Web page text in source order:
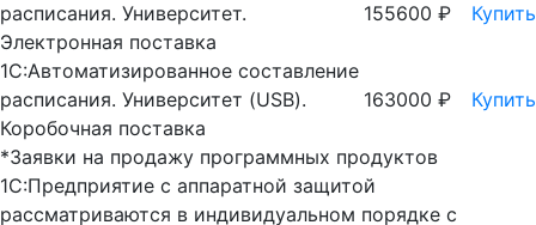
расписания. Университет.
Электронная поставка
155600 ₽ Купить
1С:Автоматизированное составление
расписания. Университет (USB).
Коробочная поставка
163000 ₽ Купить
*Заявки на продажу программных продуктов
1С:Предприятие с аппаратной защитой
рассматриваются в индивидуальном порядке с